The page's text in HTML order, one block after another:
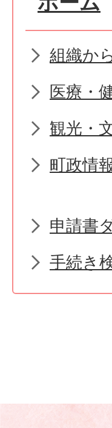
組織か
医療・
観光・
町政情
申請書
手続き